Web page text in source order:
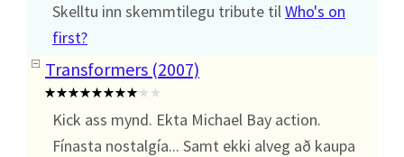
Skelltu inn skemmtilegu tribute tilWho's on
first?
Transformers (2007)
Kick ass mynd. Ekta Michael Bay action.
Fínasta nostalgía... Samt ekki alveg að kaupa